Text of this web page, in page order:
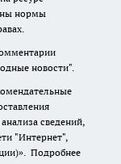
нормы
новости".
сведений,
"Интернет",
Подробнее